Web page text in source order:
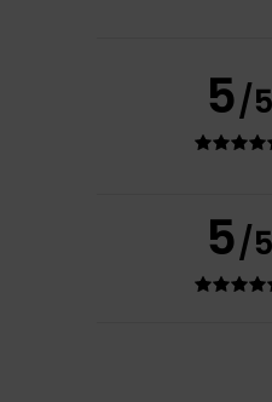
5/5
5/5